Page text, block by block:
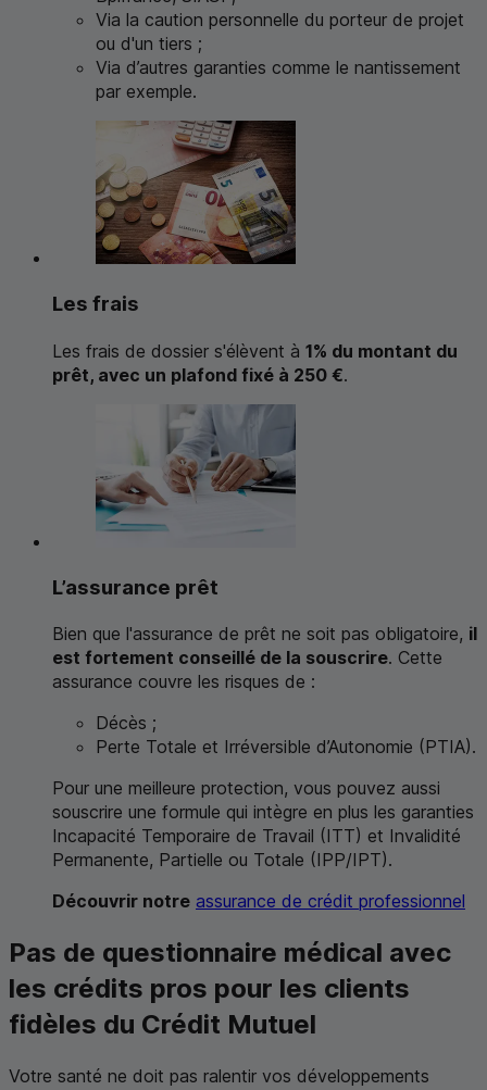
Via la caution personnelle du porteur de projet
ou d'un tiers ;
Via d’autres garanties comme le nantissement
par exemple.
Les frais
Les frais de dossier s'élèvent à 1% du montant du
prêt, avec un plafond fixé à 250 €.
L’assurance prêt
Bien que l'assurance de prêt ne soit pas obligatoire, il
est fortement conseillé de la souscrire. Cette
assurance couvre les risques de :
Décès ;
Perte Totale et Irréversible d’Autonomie (PTIA).
Pour une meilleure protection, vous pouvez aussi
souscrire une formule qui intègre en plus les garanties
Incapacité Temporaire de Travail (ITT) et Invalidité
Permanente, Partielle ou Totale (IPP/IPT).
Découvrir notre assurance de crédit professionnel
Pas de questionnaire médical avec
les crédits pros pour les clients
fidèles du Crédit Mutuel
Votre santé ne doit pas ralentir vos développements